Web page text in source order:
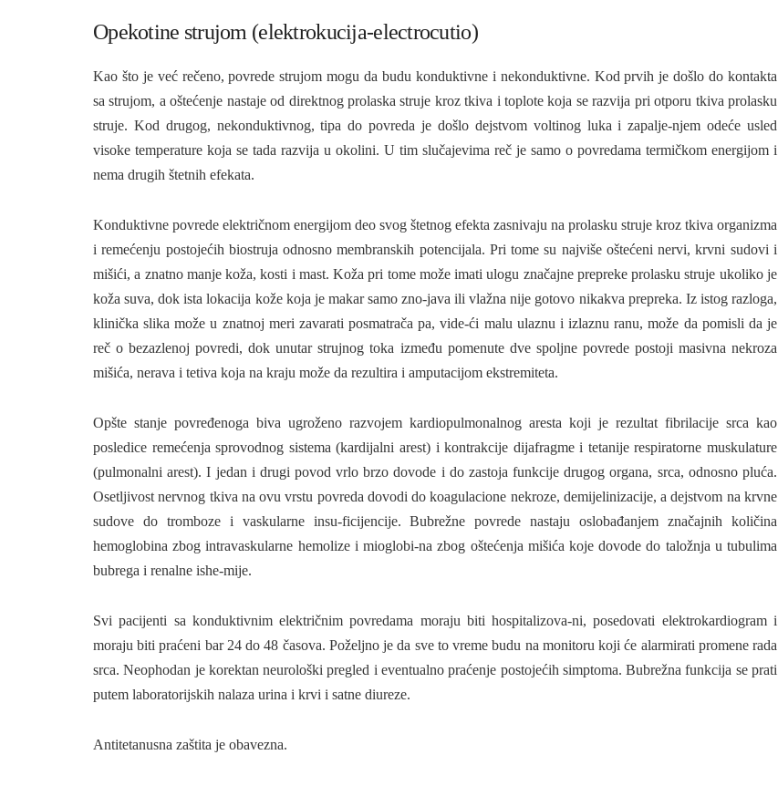
Opekotine strujom (elektrokucija-electrocutio)
Kao što je već rečeno, povrede strujom mogu da budu konduktivne i nekonduktivne. Kod prvih je došlo do kontakta
sa stru­jom, a oštećenje nastaje od direktnog pro­laska struje kroz tkiva i toplote koja se razvija pri otporu tkiva prolasku
struje. Kod drugog, nekonduktivnog, tipa do povreda je došlo dejstvom voltinog luka i zapalje-njem odeće usled
visoke temperature koja se tada razvija u okolini. U tim slučajevima reč je samo o povredama termičkom ener­gijom i
nema drugih štetnih efekata.
Konduktivne povrede električnom ener­gijom deo svog štetnog efekta zasnivaju na prolasku struje kroz tkiva organizma
i remećenju postojećih biostruja odnosno membranskih potencijala. Pri tome su naj­više oštećeni nervi, krvni sudovi i
mišići, a znatno manje koža, kosti i mast. Koža pri tome može imati ulogu značajne prepreke prolasku struje ukoliko je
koža suva, dok ista lokacija kože koja je makar samo zno-java ili vlažna nije gotovo nikakva prepre­ka. Iz istog razloga,
klinička slika može u znatnoj meri zavarati posmatrača pa, vide-ći malu ulaznu i izlaznu ranu, može da po­misli da je
reč o bezazlenoj povredi, dok unutar strujnog toka između pomenute dve spoljne povrede postoji masivna nekroza
mišića, nerava i tetiva koja na kraju može da rezultira i amputacijom ekstremiteta.
Opšte stanje povređenoga biva ugrože­no razvojem kardiopulmonalnog aresta ko­ji je rezultat fibrilacije srca kao
posledice remećenja sprovodnog sistema (kardijalni arest) i kontrakcije dijafragme i tetanije re­spiratorne muskulature
(pulmonalni arest). I jedan i drugi povod vrlo brzo dovode i do zastoja funkcije drugog organa, srca, odno­sno pluća.
Osetljivost nervnog tkiva na ovu vrstu povreda dovodi do koagulacione ne­kroze, demijelinizacije, a dejstvom na krv­ne
sudove do tromboze i vaskularne insu-ficijencije. Bubrežne povrede nastaju oslo­bađanjem značajnih količina
hemoglobina zbog intravaskularne hemolize i mioglobi-na zbog oštećenja mišića koje dovode do taložnja u tubulima
bubrega i renalne ishe-mije.
Svi pacijenti sa konduktivnim električ­nim povredama moraju biti hospitalizova-ni, posedovati elektrokardiogram i
moraju biti praćeni bar 24 do 48 časova. Poželjno je da sve to vreme budu na monitoru koji će alarmirati promene rada
srca. Neopho­dan je korektan neurološki pregled i even­tualno praćenje postojećih simptoma. Bubrežna funkcija se prati
putem laborato­rijskih nalaza urina i krvi i satne diureze.
Antitetanusna zaštita je obavezna.